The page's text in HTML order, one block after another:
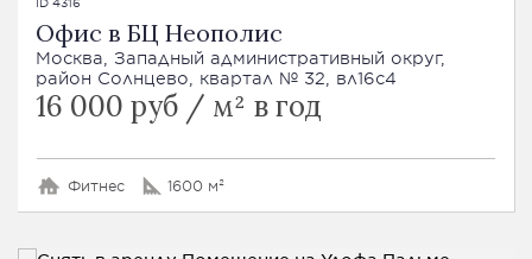
Офис в БЦ Неополис
Москва, Западный административный округ,
район Солнцево, квартал № 32, вл16с4
16 000 руб / м² в год
Фитнес 1600 м²